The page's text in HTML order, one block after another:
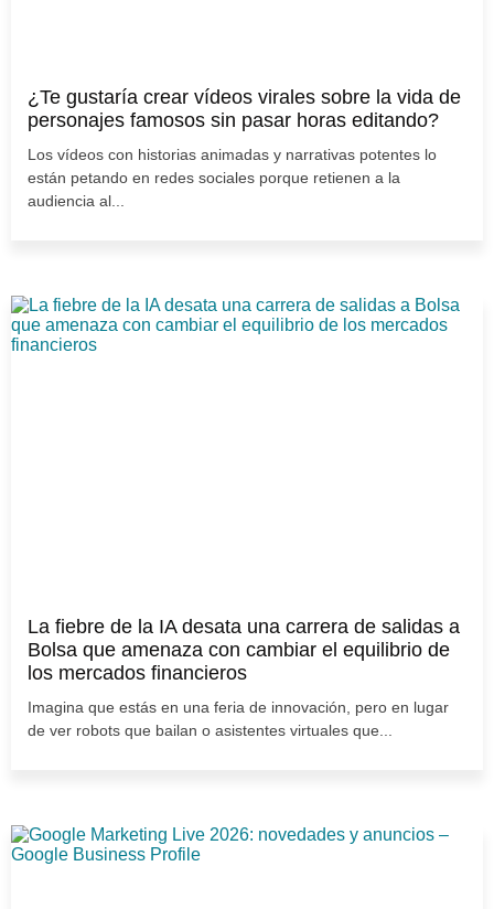
¿Te gustaría crear vídeos virales sobre la vida de
personajes famosos sin pasar horas editando?
Los vídeos con historias animadas y narrativas potentes lo
están petando en redes sociales porque retienen a la
audiencia al...
La fiebre de la IA desata una carrera de salidas a
Bolsa que amenaza con cambiar el equilibrio de
los mercados financieros
Imagina que estás en una feria de innovación, pero en lugar
de ver robots que bailan o asistentes virtuales que...